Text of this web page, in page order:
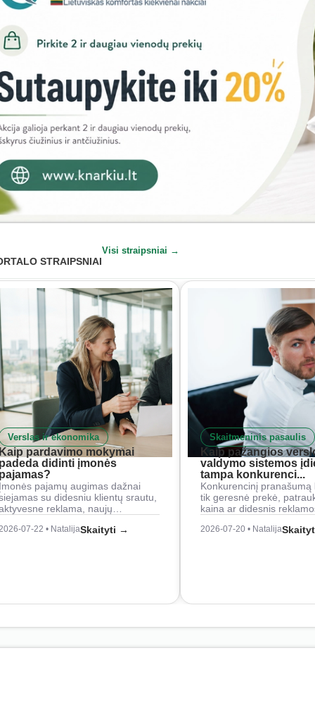
STRAIPSNIAI
Visi straipsniai →
Verslas ir ekonomika
pardavimo mokymai
didinti įmonės
pajamų augimas dažnai
su didesniu klientų srautu,
reklama, naujų…
07-22 • NatalijaSkaityti →
Skaitmeninis pasaulis
Kaip pažangios
valdymo sistemos
tampa konkurenci...
Konkurencinį pranašumą
tik geresnė prekė,
kaina ar didesnis
2026-07-20 • Natalija